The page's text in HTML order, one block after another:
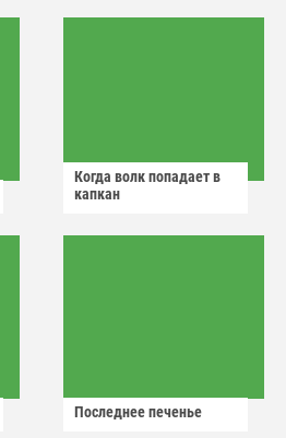
Когда волк попадает в
капкан
Последнее печенье